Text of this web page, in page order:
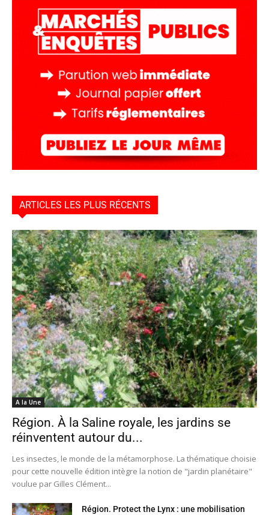
ARTICLES LES PLUS RÉCENTS
A la Une
Région. À la Saline royale, les jardins se
réinventent autour du...
Les insectes, le monde de la métamorphose. La thématique choisie
pour cette nouvelle édition intègre la notion de "jardin planétaire"
voulue par Gilles Clément...
Région. Protect the Lynx : une mobilisation